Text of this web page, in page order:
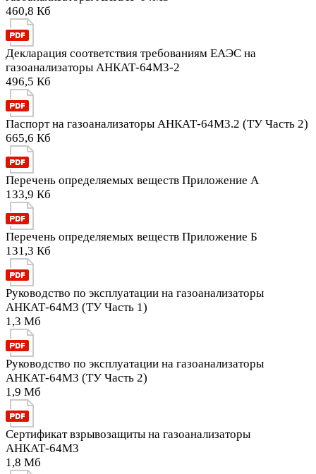
460,8 Кб
Декларация соответствия требованиям ЕАЭС на
газоанализаторы АНКАТ-64М3-2
496,5 Кб
Паспорт на газоанализаторы АНКАТ-64М3.2 (ТУ Часть 2)
665,6 Кб
Перечень определяемых веществ Приложение А
133,9 Кб
Перечень определяемых веществ Приложение Б
131,3 Кб
Руководство по эксплуатации на газоанализаторы
АНКАТ-64М3 (ТУ Часть 1)
1,3 Мб
Руководство по эксплуатации на газоанализаторы
АНКАТ-64М3 (ТУ Часть 2)
1,9 Мб
Сертификат взрывозащиты на газоанализаторы
АНКАТ-64М3
1,8 Мб